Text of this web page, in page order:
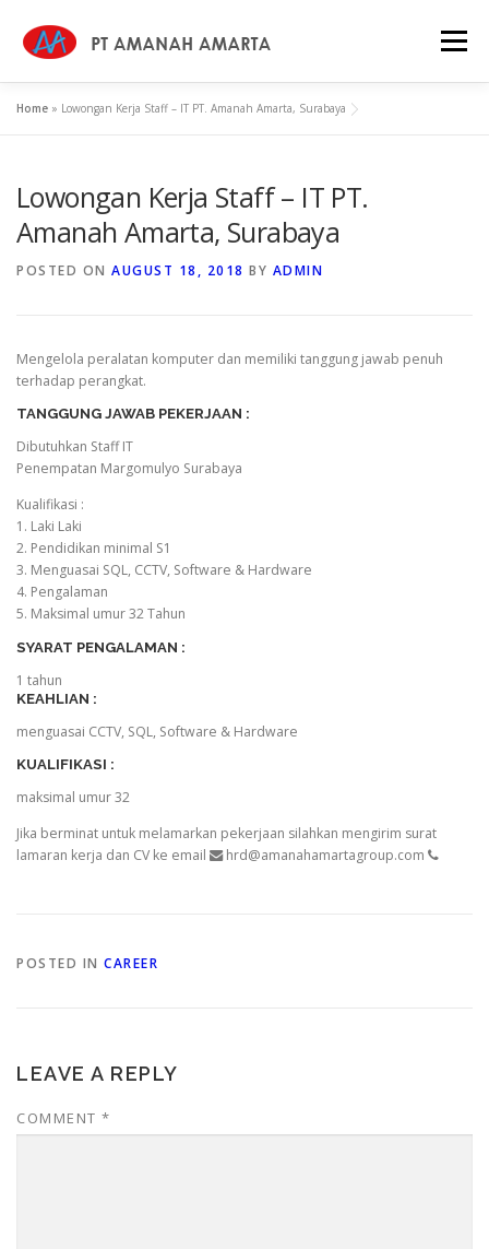
content
Menu
PROFILE CAREER NEWS CONTACT
Home » Lowongan Kerja Staff – IT PT. Amanah Amarta, Surabaya
Lowongan Kerja Staff – IT PT.
Amanah Amarta, Surabaya
POSTED ON AUGUST 18, 2018 BY ADMIN
Mengelola peralatan komputer dan memiliki tanggung jawab penuh
terhadap perangkat.
TANGGUNG JAWAB PEKERJAAN :
Dibutuhkan Staff IT
Penempatan Margomulyo Surabaya
Kualifikasi :
1. Laki Laki
2. Pendidikan minimal S1
3. Menguasai SQL, CCTV, Software & Hardware
4. Pengalaman
5. Maksimal umur 32 Tahun
SYARAT PENGALAMAN :
1 tahun
KEAHLIAN :
menguasai CCTV, SQL, Software & Hardware
KUALIFIKASI :
maksimal umur 32
Jika berminat untuk melamarkan pekerjaan silahkan mengirim surat
lamaran kerja dan CV ke email
hrd@amanahamartagroup.com
POSTED IN CAREER
LEAVE A REPLY
COMMENT *